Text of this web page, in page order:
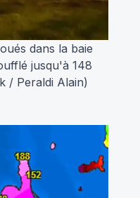
dans la baie
jusqu'à 148
/ Peraldi Alain)